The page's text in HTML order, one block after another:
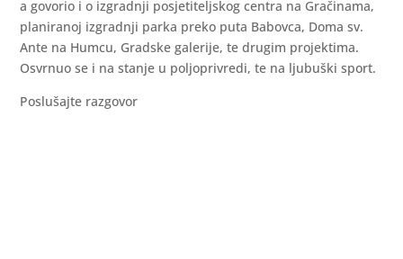
a govorio i o izgradnji posjetiteljskog centra na Gračinama,
planiranoj izgradnji parka preko puta Babovca, Doma sv.
Ante na Humcu, Gradske galerije, te drugim projektima.
Osvrnuo se i na stanje u poljoprivredi, te na ljubuški sport.
Poslušajte razgovor